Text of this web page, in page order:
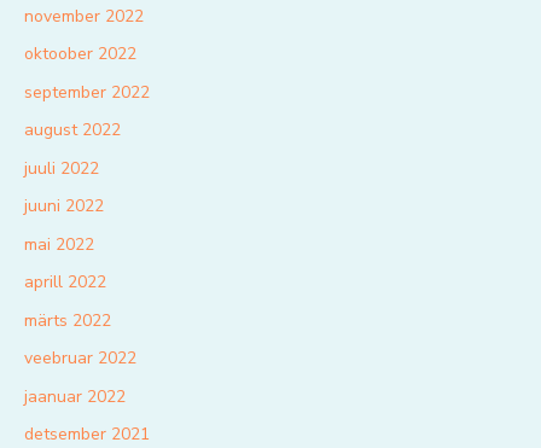
november 2022
oktoober 2022
september 2022
august 2022
juuli 2022
juuni 2022
mai 2022
aprill 2022
märts 2022
veebruar 2022
jaanuar 2022
detsember 2021